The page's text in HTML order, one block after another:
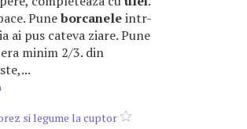
Puneborcaneleintr-
ai pus cateva ziare. Pune
minim 2/3. din
si legume la cuptor